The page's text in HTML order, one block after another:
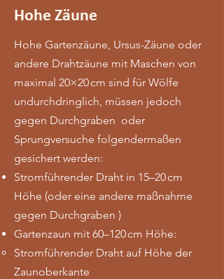
DIE WAHL DES
RICHTIGEN
WEIDEZAUNGERÄTES
Sie fragen sich, welches Weidezaungerät
Sie wählen sollen und welche Spannung
notwendig ist, um Ihren Zaun wolfssicher zu
machen?
Beantworten Sie einige Fragen über den
Button unten und erhalten Sie sofort eine
Antwort auf Ihre Frage.
Wählen Sie in jedem Fall ein Gerät, das eine
elektrische Spannung von mindestens
5000 V liefern kann. Es ist vorzuziehen, ein
Gerät mit Netzanschluss zu verwenden –
Hohe Zäune
Hohe Gartenzäune, Ursus-Zäune oder
andere Drahtzäune mit Maschen von
maximal 20×20 cm sind für Wölfe
undurchdringlich, müssen jedoch
gegen Durchgraben oder
Sprungversuche folgendermaßen
gesichert werden:
Stromführender Draht in 15–20 cm
Höhe (oder eine andere maßnahme
gegen Durchgraben )
Gartenzaun mit 60–120 cm Höhe:
Stromführender Draht auf Höhe der
Zaunoberkante